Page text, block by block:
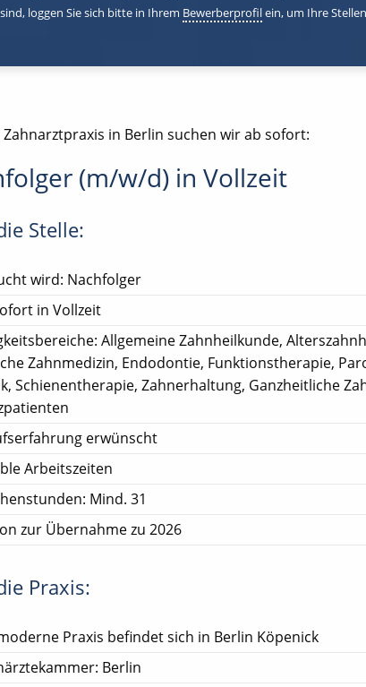
loggen Sie sich bitte in Ihrem Bewerberprofilein, um Ihre
Zahnarztpraxis in Berlin suchen wir ab sofort:
(m/w/d) in Vollzeit
Stelle:
wird: Nachfolger
in Vollzeit
Allgemeine Zahnheilkunde,
Zahnmedizin, Endodontie, Funktionstherapie,
Schienentherapie, Zahnerhaltung, Ganzheitliche
erwünscht
Arbeitszeiten
Mind. 31
zur Übernahme zu 2026
Praxis:
Praxis befindet sich in Berlin Köpenick
Berlin